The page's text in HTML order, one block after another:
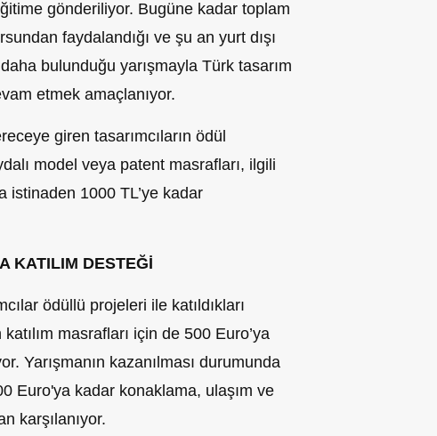
gönderiliyor. Bugüne kadar toplam
faydalandığı ve şu an yurt dışı
bulunduğu yarışmayla Türk tasarım
etmek amaçlanıyor.
giren tasarımcıların ödül
model veya patent masrafları, ilgili
istinaden 1000 TL’ye kadar
KATILIM DESTEĞİ
ödüllü projeleri ile katıldıkları
masrafları için de 500 Euro’ya
Yarışmanın kazanılması durumunda
Euro'ya kadar konaklama, ulaşım ve
karşılanıyor.